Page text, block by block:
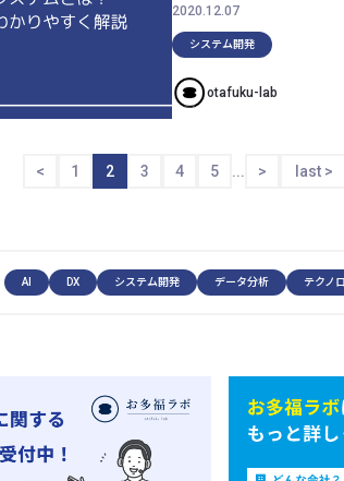
2020.12.07
システム開発
otafuku-lab
< 1 2 3 4 5 ... > last >
AI DX システム開発 データ分析 テクノ